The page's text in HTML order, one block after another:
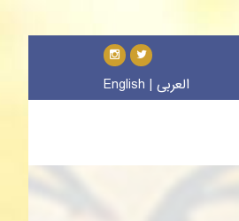
English | العربی